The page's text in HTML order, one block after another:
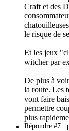
Craft et des
le risque de
Et les jeux
witcher par
De plus à
la route. Les
vont faire
permettre
plus
Répondre #7